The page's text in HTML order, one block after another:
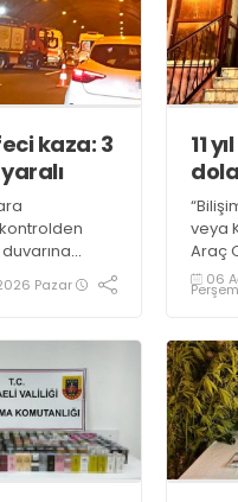
kaza: 3
araçtaki 3
1 kişi
Pazar
11
veya
Araç
06